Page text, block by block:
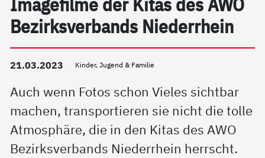
Bezirksverbands Niederrhein
21.03.2023 Kinder, Jugend & Familie
Auch wenn Fotos schon Vieles sichtbar
machen, transportieren sie nicht die tolle
Atmosphäre, die in den Kitas des AWO
Bezirksverbands Niederrhein herrscht.